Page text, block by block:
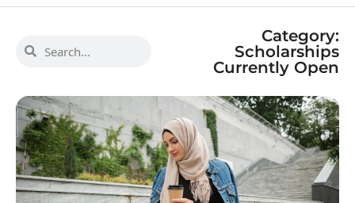
Category:
Scholarships
Currently Open